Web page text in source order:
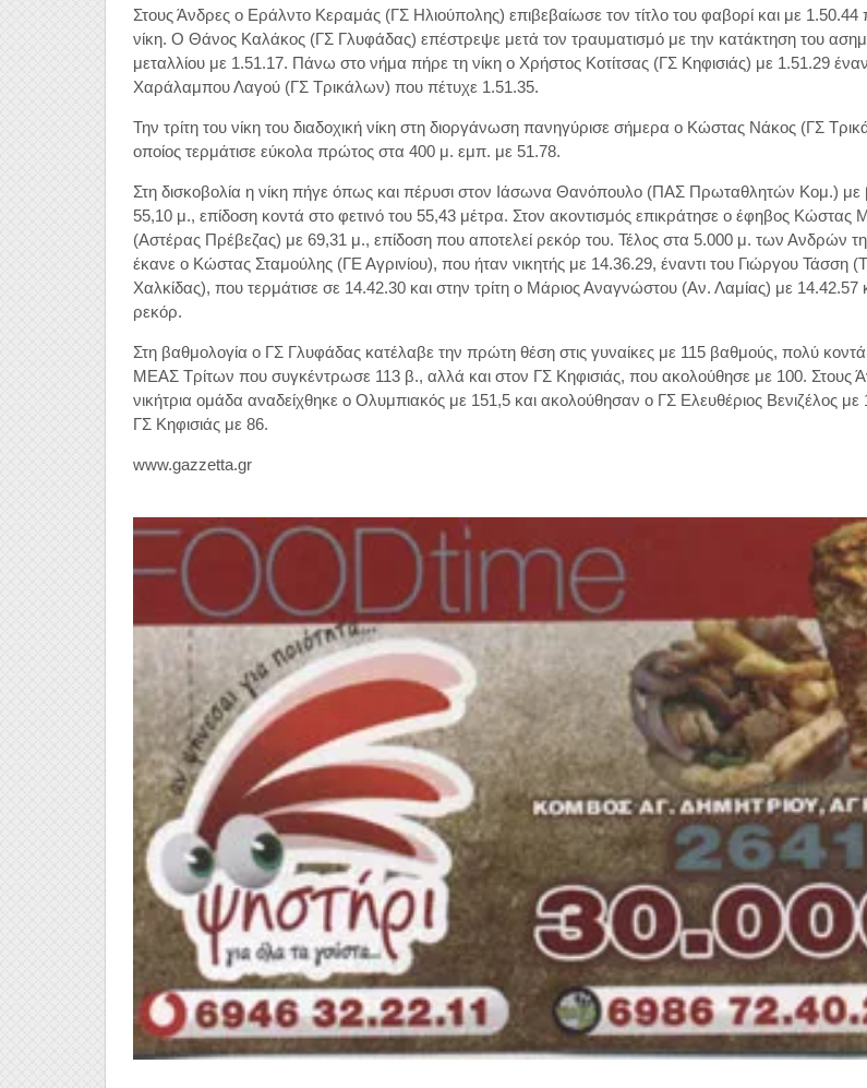
Στους Άνδρες ο Εράλντο Κεραμάς (ΓΣ Ηλιούπολης) επιβεβαίωσε τον τίτλο του φαβορί και με 1.50.44
νίκη. Ο Θάνος Καλάκος (ΓΣ Γλυφάδας) επέστρεψε μετά τον τραυματισμό με την κατάκτηση του
μεταλλίου με 1.51.17. Πάνω στο νήμα πήρε τη νίκη ο Χρήστος Κοτίτσας (ΓΣ Κηφισιάς) με 1.51.29
Χαράλαμπου Λαγού (ΓΣ Τρικάλων) που πέτυχε 1.51.35.
Την τρίτη του νίκη του διαδοχική νίκη στη διοργάνωση πανηγύρισε σήμερα ο Κώστας Νάκος (ΓΣ
οποίος τερμάτισε εύκολα πρώτος στα 400 μ. εμπ. με 51.78.
Στη δισκοβολία η νίκη πήγε όπως και πέρυσι στον Ιάσωνα Θανόπουλο (ΠΑΣ Πρωταθλητών Κομ.) με
55,10 μ., επίδοση κοντά στο φετινό του 55,43 μέτρα. Στον ακοντισμός επικράτησε ο έφηβος Κώστας
(Αστέρας Πρέβεζας) με 69,31 μ., επίδοση που αποτελεί ρεκόρ του. Τέλος στα 5.000 μ. των Ανδρών
έκανε ο Κώστας Σταμούλης (ΓΕ Αγρινίου), που ήταν νικητής με 14.36.29, έναντι του Γιώργου Τάσση
Χαλκίδας), που τερμάτισε σε 14.42.30 και στην τρίτη ο Μάριος Αναγνώστου (Αν. Λαμίας) με 14.42.57
ρεκόρ.
Στη βαθμολογία ο ΓΣ Γλυφάδας κατέλαβε την πρώτη θέση στις γυναίκες με 115 βαθμούς, πολύ
ΜΕΑΣ Τρίτων που συγκέντρωσε 113 β., αλλά και στον ΓΣ Κηφισιάς, που ακολούθησε με 100. Στους
νικήτρια ομάδα αναδείχθηκε ο Ολυμπιακός με 151,5 και ακολούθησαν ο ΓΣ Ελευθέριος Βενιζέλος με
ΓΣ Κηφισιάς με 86.
www.gazzetta.gr